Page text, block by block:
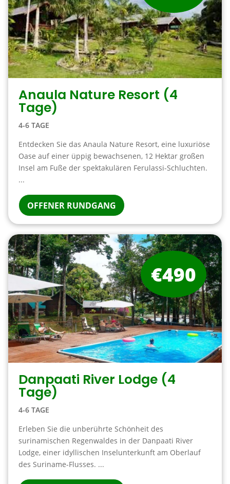
Anaula Nature Resort (4
Tage)
4-6 TAGE
Entdecken Sie das Anaula Nature Resort, eine luxuriöse
Oase auf einer üppig bewachsenen, 12 Hektar großen
Insel am Fuße der spektakulären Ferulassi-Schluchten.
...
OFFENER RUNDGANG
Danpaati River Lodge (4
Tage)
4-6 TAGE
Erleben Sie die unberührte Schönheit des
surinamischen Regenwaldes in der Danpaati River
Lodge, einer idyllischen Inselunterkunft am Oberlauf
des Suriname-Flusses. ...
€490